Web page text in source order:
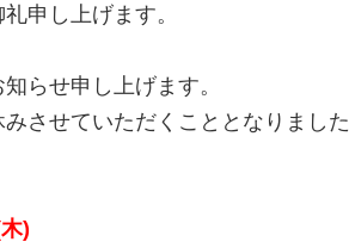
申し上げます。
らせ申し上げます。
させていただくこととなりました
)